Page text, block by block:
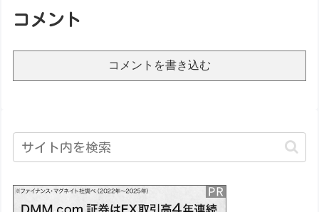
コメント
コメントを書き込む